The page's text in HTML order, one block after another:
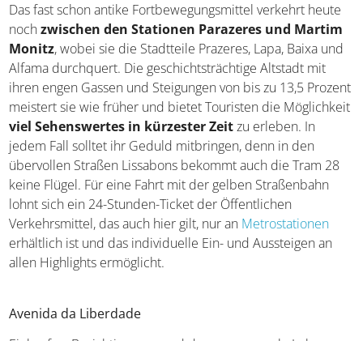
Das fast schon antike Fortbewegungsmittel verkehrt heute
nochzwischen den Stationen Parazeres und Martim
Monitz, wobei sie die Stadtteile Prazeres, Lapa, Baixa und
Alfama durchquert. Die geschichtsträchtige Altstadt mit
ihren engen Gassen und Steigungen von bis zu 13,5 Prozent
meistert sie wie früher und bietet Touristen die Möglichkeit
viel Sehenswertes in kürzester Zeitzu erleben. In
jedem Fall solltet ihr Geduld mitbringen, denn in den
übervollen Straßen Lissabons bekommt auch die Tram 28
keine Flügel. Für eine Fahrt mit der gelben Straßenbahn
lohnt sich ein 24-Stunden-Ticket der Öffentlichen
Verkehrsmittel, das auch hier gilt, nur an Metrostationen
erhältlich ist und das individuelle Ein- und Aussteigen an
allen Highlights ermöglicht.
Avenida da Liberdade